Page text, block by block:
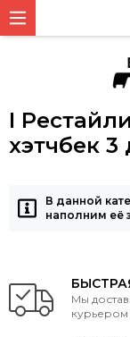
I
хэтчбек 3
В данной
наполним её
Мы